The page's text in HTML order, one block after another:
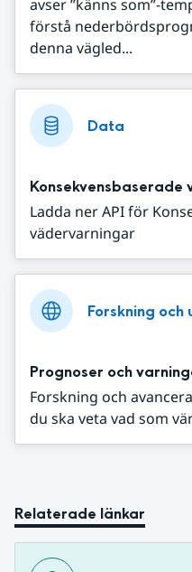
avser ”känns som”-
förstå
denna vägled...
Data
Ladda ner API för
vädervarningar
Forskning och
Prognoser och
Forskning och
du ska veta vad som
Relaterade länkar